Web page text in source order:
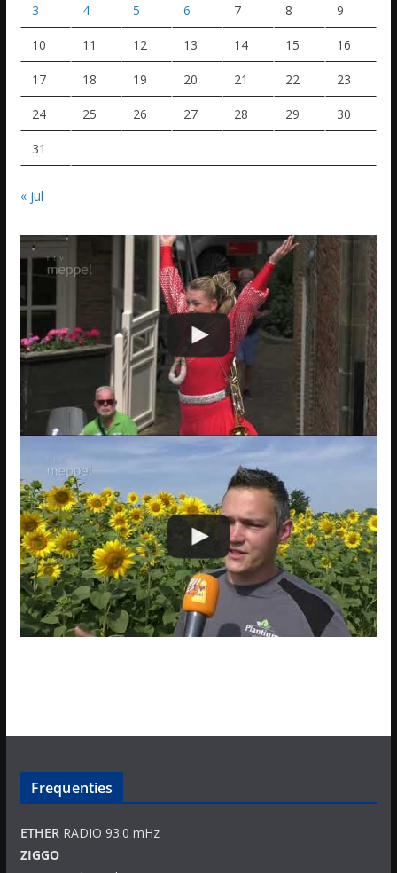
3 4 5 6 7 8 9
10 11 12 13 14 15 16
17 18 19 20 21 22 23
24 25 26 27 28 29 30
31
« jul
Frequenties
ETHERRADIO 93.0 mHz
ZIGGO